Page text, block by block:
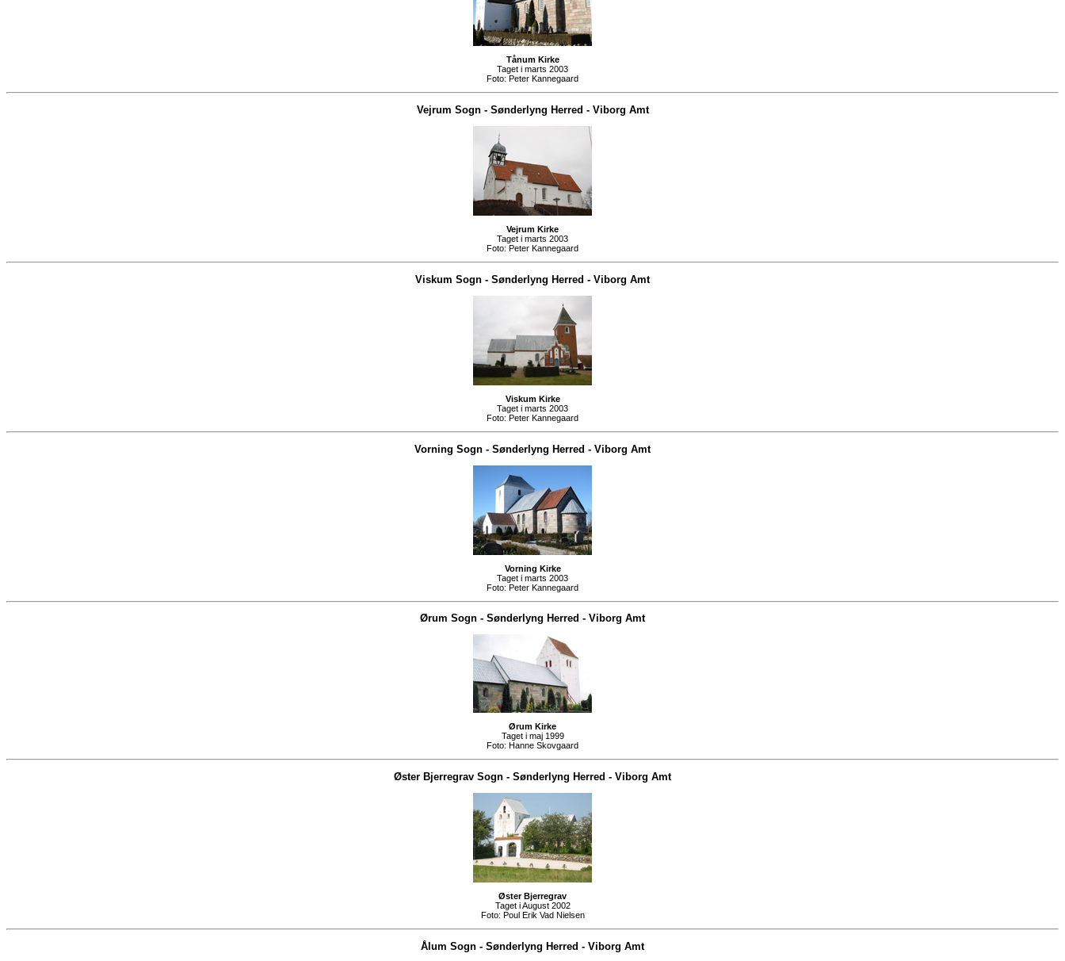
Tånum Kirke
Taget i marts 2003
Foto: Peter Kannegaard
Vejrum Sogn- Sønderlyng Herred - Viborg Amt
Vejrum Kirke
Taget i marts 2003
Foto: Peter Kannegaard
Viskum Sogn - Sønderlyng Herred - Viborg Amt
Viskum Kirke
Taget i marts 2003
Foto: Peter Kannegaard
Vorning Sogn - Sønderlyng Herred - Viborg Amt
Vorning Kirke
Taget i marts 2003
Foto: Peter Kannegaard
Ørum Sogn - Sønderlyng Herred - Viborg Amt
Ørum Kirke
Taget i maj 1999
Foto: Hanne Skovgaard
Øster Bjerregrav Sogn - Sønderlyng Herred - Viborg Amt
Øster Bjerregrav
Taget i August 2002
Foto: Poul Erik Vad Nielsen
Ålum Sogn - Sønderlyng Herred - Viborg Amt